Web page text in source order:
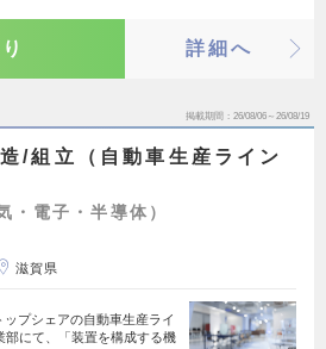
詳細へ
掲載期間 26/08/06～26/08/19
造/組立（自動車生産ライン
・電子・半導体）
滋賀県
プシェアの自動車生産ライ
部にて、「装置を構成する機